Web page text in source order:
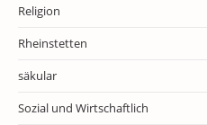
Religion
Rheinstetten
säkular
Sozial und Wirtschaftlich